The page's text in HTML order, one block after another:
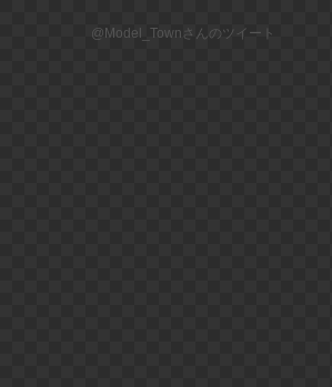
@Model_Townさんのツイート